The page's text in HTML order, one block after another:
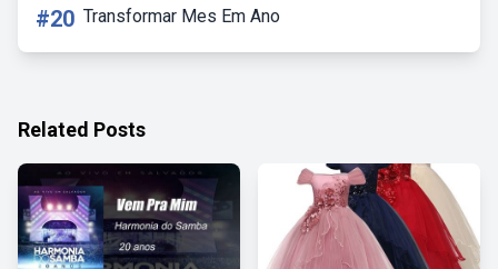
#20 Transformar Mes Em Ano
Related Posts